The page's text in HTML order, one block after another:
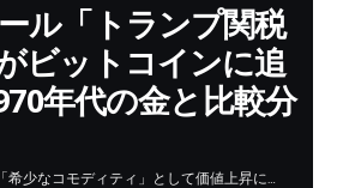
ル「トランプ関税
ビットコインに追
年代の金と比較分
希少なコモディティ」として価値上昇に…